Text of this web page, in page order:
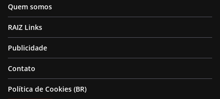
Quem somos
RAIZ Links
Publicidade
Contato
Política de Cookies (BR)